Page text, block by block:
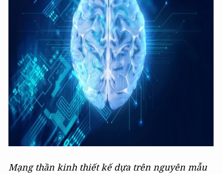
Mạng thần kinh thiết kế dựa trên nguyên mẫu